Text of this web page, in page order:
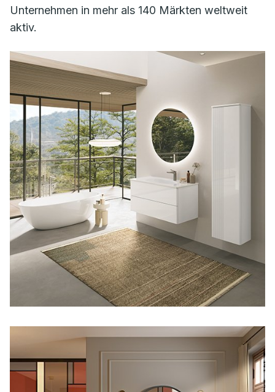
Unternehmen in mehr als 140 Märkten weltweit
aktiv.